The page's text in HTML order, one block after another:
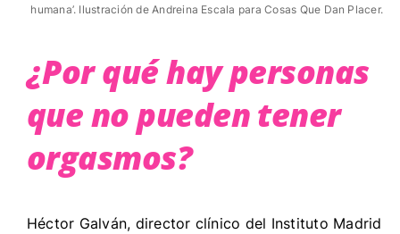
humana’. Ilustración de Andreina Escala para Cosas Que Dan Placer.
¿Por qué hay personas
que no pueden tener
orgasmos?
Héctor Galván, director clínico del Instituto Madrid